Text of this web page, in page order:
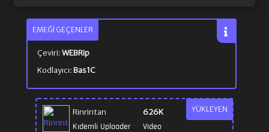
YÜKLEYEN
Rinrintan
Kıdemli Uploader
626K
Video
EMEĞI GEÇENLER
Çeviri:WEBRip
Kodlayıcı:Bas1C